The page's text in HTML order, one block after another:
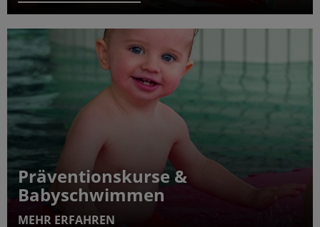
Präventionskurse &
Babyschwimmen
MEHR ERFAHREN